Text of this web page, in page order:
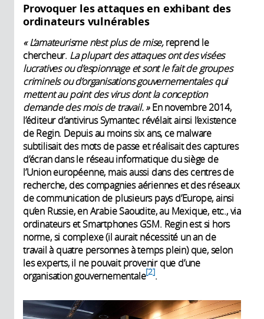
Provoquer les attaques en exhibant des
ordinateurs vulnérables
« L’amateurisme n’est plus de mise,reprend le
chercheur. La plupart des attaques ont des visées
lucratives ou d’espionnage et sont le fait de groupes
criminels ou d’organisations gouvernementales qui
mettent au point des virus dont la conception
demande des mois de travail. »En novembre 2014,
l’éditeur d’antivirus Symantec révélait ainsi l’existence
de Regin. Depuis au moins six ans, ce malware
subtilisait des mots de passe et réalisait des captures
d’écran dans le réseau informatique du siège de
l’Union européenne, mais aussi dans des centres de
recherche, des compagnies aériennes et des réseaux
de communication de plusieurs pays d’Europe, ainsi
qu’en Russie, en Arabie Saoudite, au Mexique, etc., via
ordinateurs et Smartphones GSM. Regin est si hors
norme, si complexe (il aurait nécessité un an de
travail à quatre personnes à temps plein) que, selon
les experts, il ne pouvait provenir que d’une
organisation gouvernementale 2 .